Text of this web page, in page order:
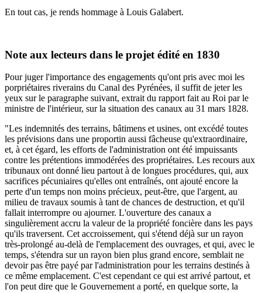
En tout cas, je rends hommage à Louis Galabert.
Note aux lecteurs dans le projet édité en 1830
Pour juger l'importance des engagements qu'ont pris avec moi les
porpriétaires riverains du Canal des Pyrénées, il suffit de jeter les
yeux sur le paragraphe suivant, extrait du rapport fait au Roi par le
ministre de l'intérieur, sur la situation des canaux au 31 mars 1828.
"Les indemnités des terrains, bâtimens et usines, ont excédé toutes
les prévisions dans une proportin aussi fâcheuse qu'extraordinaire,
et, à cet égard, les efforts de l'administration ont été impuissants
contre les prétentions immodérées des propriétaires. Les recours aux
tribunaux ont donné lieu partout à de longues procédures, qui, aux
sacrifices pécuniaires qu'elles ont entraînés, ont ajouté encore la
perte d'un temps non moins précieux, peut-être, que l'argent, au
milieu de travaux soumis à tant de chances de destruction, et qu'il
fallait interrompre ou ajourner. L'ouverture des canaux a
singulièrement accru la valeur de la propriété foncière dans les pays
qu'ils traversent. Cet accroissement, qui s'étend déjà sur un rayon
très-prolongé au-delà de l'emplacement des ouvrages, et qui, avec le
temps, s'étendra sur un rayon bien plus grand encore, semblait ne
devoir pas être payé par l'administration pour les terrains destinés à
ce même emplacement. C'est cependant ce qui est arrivé partout, et
l'on peut dire que le Gouvernement a porté, en quelque sorte, la